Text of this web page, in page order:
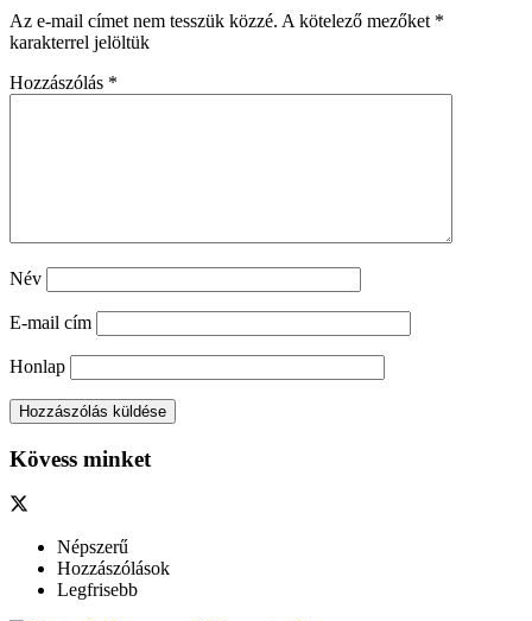
Az e-mail címet nem tesszük közzé. A kötelező mezőket *
karakterrel jelöltük
Hozzászólás *
Név
E-mail cím
Honlap
Kövess minket
Népszerű
Hozzászólások
Legfrisebb